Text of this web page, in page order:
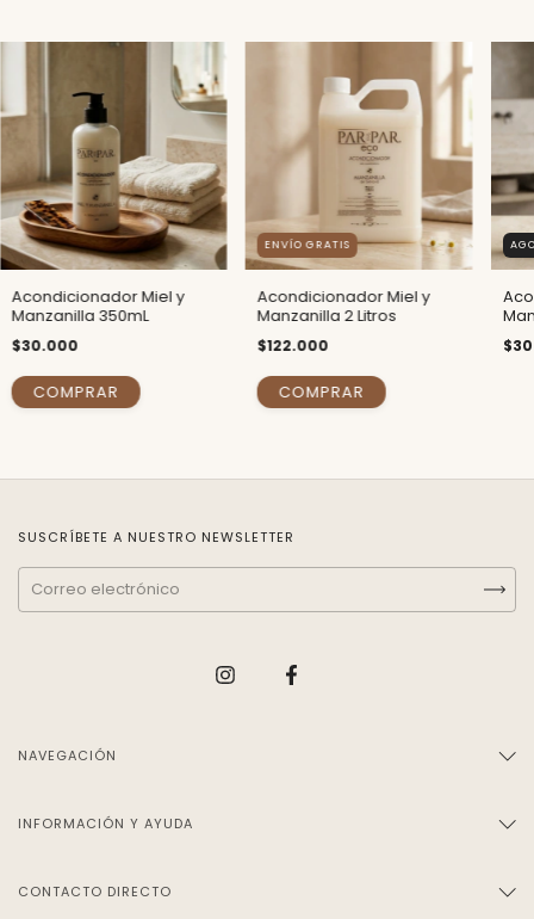
Acondicionador Miel y
Manzanilla 350mL
$30.000
ENVÍO GRATIS
Acondicionador Miel y
Manzanilla 2 Litros
$122.000
SUSCRÍBETE A NUESTRO NEWSLETTER
NAVEGACIÓN
INFORMACIÓN Y AYUDA
CONTACTO DIRECTO